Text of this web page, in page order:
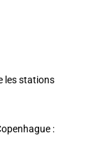
les stations
: